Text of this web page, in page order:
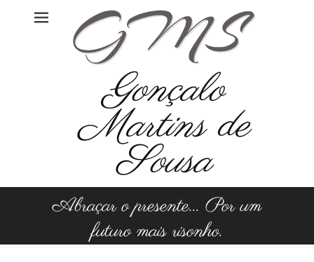
Gonçalo
Martins de
Sousa
Abraçar o presente... Por um
futuro mais risonho.